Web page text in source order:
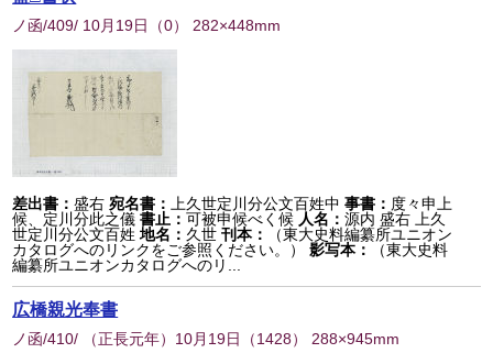
ノ函/409/ 10月19日 （0） 282×448mm
差出書：盛右 宛名書： 上久世定川分公文百姓中 事書： 度々申上
候、定川分此之儀 書止：可被申候べく候 人名：源内 盛右 上久
世定川分公文百姓 地名： 久世 刊本：
（東大史料編纂所ユニオン
カタログへのリンクをご参照ください。）
影写本：
（東大史料
編纂所ユニオンカタログへのリ...
広橋親光奉書
ノ函/410/ （正長元年）10月19日 （1428） 288×945mm